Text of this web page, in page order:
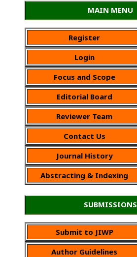
MAIN MENU
Register
Login
Focus and Scope
Editorial Board
Reviewer Team
Contact Us
Journal History
Abstracting & Indexing
SUBMISSIONS
Submit to JIWP
Author Guidelines